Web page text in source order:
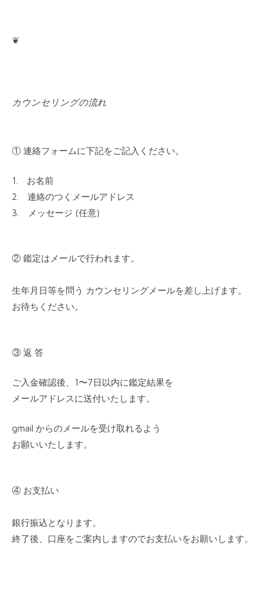
❦
カウンセリングの流れ
① 連絡フォームに下記をご記入ください。
1. お名前
2. 連絡のつくメールアドレス
3. メッセージ (任意)
② 鑑定はメールで行われます。
生年月日等を問う カウンセリングメールを差し上げます。
お待ちください。
③ 返 答
ご入金確認後、1〜7日以内に鑑定結果を
メールアドレスに送付いたします。
gmail からのメールを受け取れるよう
お願いいたします。
④ お支払い
銀行振込となります。
終了後、口座をご案内しますのでお支払いをお願いします。